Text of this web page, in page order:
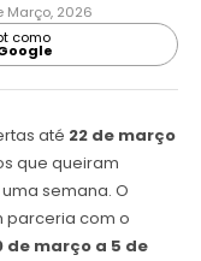
Março, 2026
como
até 22 de março
que queiram
semana. O
parceria com o
de março a 5 de